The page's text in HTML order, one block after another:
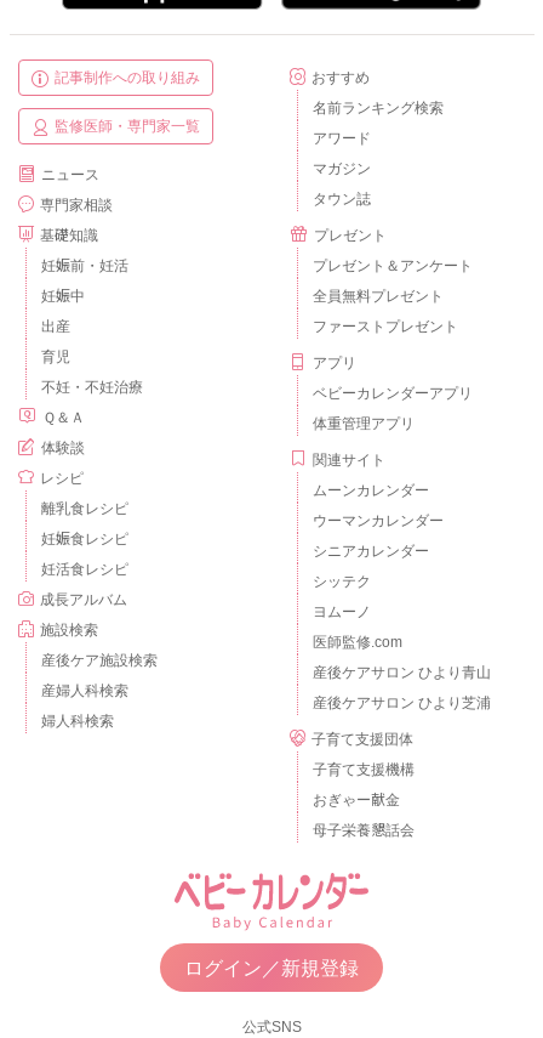
記事制作への取り組み
監修医師・専門家一覧
ニュース
専門家相談
基礎知識
妊娠前・妊活
妊娠中
出産
育児
不妊・不妊治療
Ｑ＆Ａ
体験談
レシピ
離乳食レシピ
妊娠食レシピ
妊活食レシピ
成長アルバム
施設検索
産後ケア施設検索
産婦人科検索
婦人科検索
おすすめ
名前ランキング検索
アワード
マガジン
タウン誌
プレゼント
プレゼント＆アンケート
全員無料プレゼント
ファーストプレゼント
アプリ
ベビーカレンダーアプリ
体重管理アプリ
関連サイト
ムーンカレンダー
ウーマンカレンダー
シニアカレンダー
シッテク
ヨムーノ
医師監修.com
産後ケアサロン ひより青山
産後ケアサロン ひより芝浦
子育て支援団体
子育て支援機構
おぎゃー献金
母子栄養懇話会
ログイン／新規登録
公式SNS